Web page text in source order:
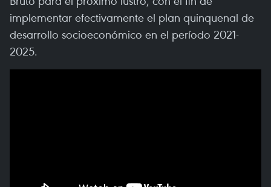
implementar efectivamente el plan quinquenal de
desarrollo socioeconómico en el período 2021-
2025.